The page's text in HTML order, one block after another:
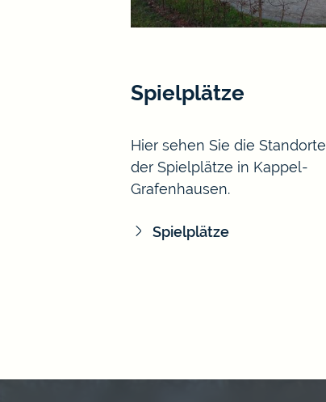
Spielplätze
Hier sehen Sie die Standorte
der Spielplätze in Kappel-
Grafenhausen.
Spielplätze